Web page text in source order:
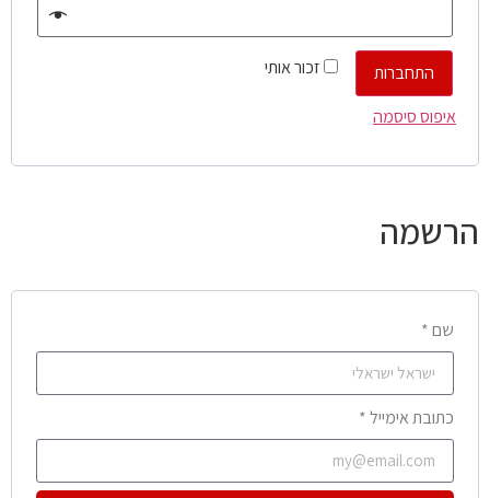
זכור אותי
התחברות
איפוס סיסמה
הרשמה
שם *
כתובת אימייל *